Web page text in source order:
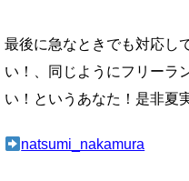
最後に急なときでも対応し
い！、同じようにフリーラ
い！というあなた！是非夏
natsumi_nakamura